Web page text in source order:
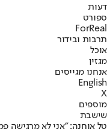
דעות
ספורט
ForReal
תרבות ובידור
אוכל
מגזין
אנחנו מגייסים
English
X
מוספים
שישבת
טל אוחנה: "אני לא מרגישה